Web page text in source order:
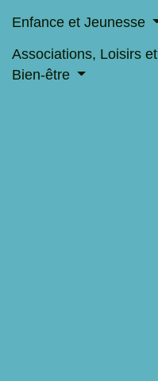
Enfance et Jeunesse
Associations, Loisirs et
Bien-être